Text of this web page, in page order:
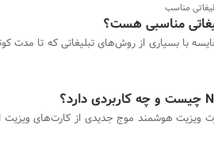
مناسب
مناسبی هست؟
با بسیاری از روش‌های تبلیغاتی که تا مدت